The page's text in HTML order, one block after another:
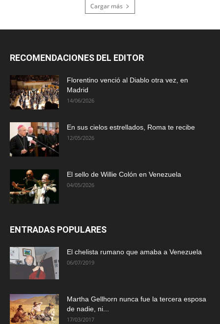
Cargar más
RECOMENDACIONES DEL EDITOR
Florentino venció al Diablo otra vez, en
Madrid
14/06/2026
En sus cielos estrellados, Roma te recibe
12/05/2026
El sello de Willie Colón en Venezuela
04/05/2026
ENTRADAS POPULARES
El chelista rumano que amaba a Venezuela
06/07/2019
Martha Gellhorn nunca fue la tercera esposa
de nadie, ni...
17/03/2017